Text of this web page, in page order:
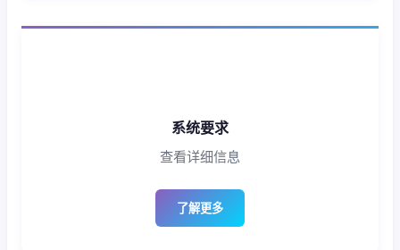
系统要求
查看详细信息
了解更多